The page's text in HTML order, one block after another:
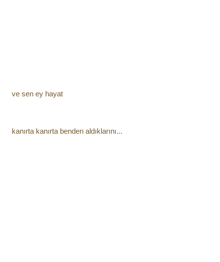
ve sen ey hayat
kanırta kanırta benden aldıklarını...